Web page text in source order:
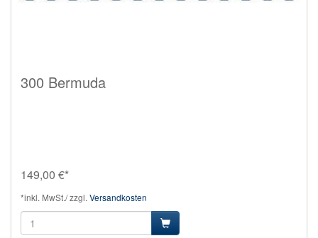
300 Bermuda
149,00 €*
*inkl. MwSt./ zzgl. Versandkosten